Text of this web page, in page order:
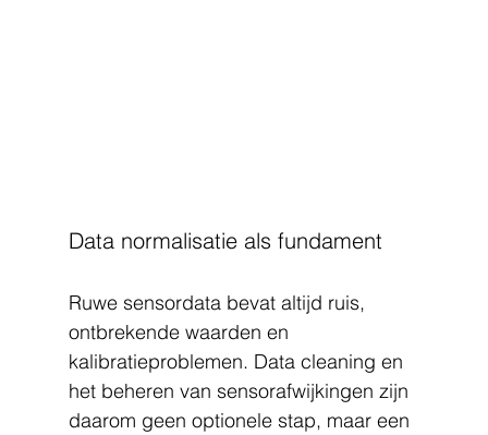
Data normalisatie als fundament
Ruwe sensordata bevat altijd ruis,
ontbrekende waarden en
kalibratieproblemen. Data cleaning en
het beheren van sensorafwijkingen zijn
daarom geen optionele stap, maar een